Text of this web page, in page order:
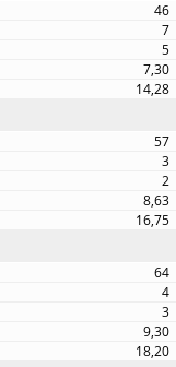
46
7
5
7,30
14,28
57
3
2
8,63
16,75
64
4
3
9,30
18,20